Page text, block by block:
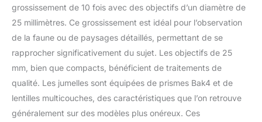
grossissement de 10 fois avec des objectifs d’un diamètre de
25 millimètres. Ce grossissement est idéal pour l’observation
de la faune ou de paysages détaillés, permettant de se
rapprocher significativement du sujet. Les objectifs de 25
mm, bien que compacts, bénéficient de traitements de
qualité. Les jumelles sont équipées de prismes Bak4 et de
lentilles multicouches, des caractéristiques que l’on retrouve
généralement sur des modèles plus onéreux. Ces